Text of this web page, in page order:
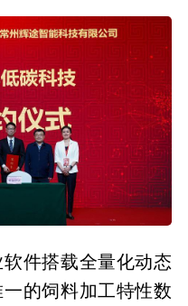
件搭载全量化动态
的饲料加工特性数